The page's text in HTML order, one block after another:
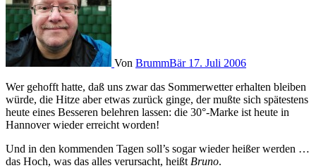
Von BrummBär 17. Juli 2006
Wer gehofft hatte, daß uns zwar das Sommerwetter erhalten bleiben
würde, die Hitze aber etwas zurück ginge, der mußte sich spätestens
heute eines Besseren belehren lassen: die 30°-Marke ist heute in
Hannover wieder erreicht worden!
Und in den kommenden Tagen soll’s sogar wieder heißer werden …
das Hoch, was das alles verursacht, heißt Bruno.